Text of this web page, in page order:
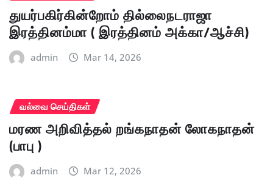
துயர்பகிர்கின்றோம் தில்லைநடராஜா
இரத்தினம்மா ( இரத்தினம் அக்கா/ஆச்சி)
admin Mar 14, 2026
வல்வை செய்திகள்
மரண அறிவித்தல் றங்கநாதன் லோகநாதன்
(பாபு )
admin Mar 12, 2026